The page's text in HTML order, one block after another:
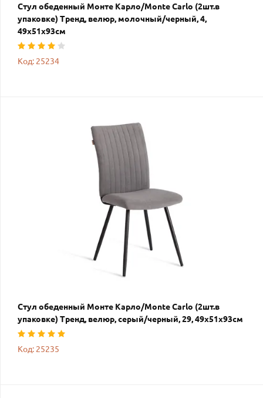
Стул обеденный Монте Карло/Monte Carlo (2шт.в
упаковке) Тренд, велюр, молочный/черный, 4,
49х51х93см
Код: 25234
Стул обеденный Монте Карло/Monte Carlo (2шт.в
упаковке) Тренд, велюр, серый/черный, 29, 49х51х93см
Код: 25235